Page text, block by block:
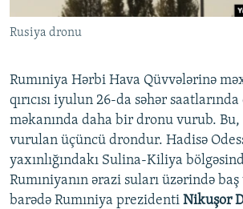
Rusiya dronu
Rumıniya Hərbi Hava Qüvvələrinə
qırıcısı iyulun 26-da səhər
məkanında daha bir dronu vurub. Bu,
vurulan üçüncü drondur. Hadisə
yaxınlığındakı Sulina-Kiliya
Rumıniyanın ərazi suları üzərində
barədə Rumıniya prezidenti Nikuşor